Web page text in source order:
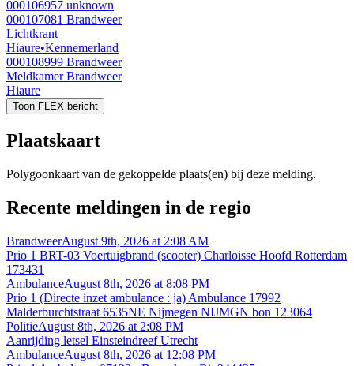
000106957 unknown
000107081 Brandweer
Lichtkrant
Hiaure•Kennemerland
000108999 Brandweer
Meldkamer Brandweer
Hiaure
Toon FLEX bericht
Plaatskaart
Polygoonkaart van de gekoppelde plaats(en) bij deze melding.
Recente meldingen in de regio
BrandweerAugust 9th, 2026 at 2:08 AM
Prio 1 BRT-03 Voertuigbrand (scooter) Charloisse Hoofd Rotterdam
173431
AmbulanceAugust 8th, 2026 at 8:08 PM
Prio 1 (Directe inzet ambulance : ja) Ambulance 17992
Malderburchtstraat 6535NE Nijmegen NIJMGN bon 123064
PolitieAugust 8th, 2026 at 2:08 PM
Aanrijding letsel Einsteindreef Utrecht
AmbulanceAugust 8th, 2026 at 12:08 PM